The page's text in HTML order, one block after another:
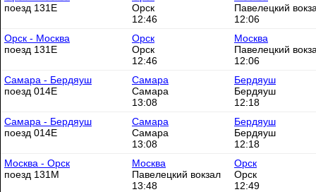
поезд 131Е
Орск
12:46
Павелецкий
12:06
Орск - Москва
поезд 131Е
Орск
Орск
12:46
Москва
Павелецкий
12:06
Самара - Бердяуш
поезд 014Е
Самара
Самара
13:08
Бердяуш
Бердяуш
12:18
Самара - Бердяуш
поезд 014Е
Самара
Самара
13:08
Бердяуш
Бердяуш
12:18
Москва - Орск
поезд 131М
Москва
Павелецкий вокзал
13:48
Орск
Орск
12:49